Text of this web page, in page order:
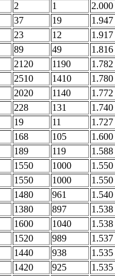
2 1 2.000
37 19 1.947
23 12 1.917
89 49 1.816
2120 1190 1.782
2510 1410 1.780
2020 1140 1.772
228 131 1.740
19 11 1.727
168 105 1.600
189 119 1.588
1550 1000 1.550
1550 1000 1.550
1480 961 1.540
1380 897 1.538
1600 1040 1.538
1520 989 1.537
1440 938 1.535
1420 925 1.535